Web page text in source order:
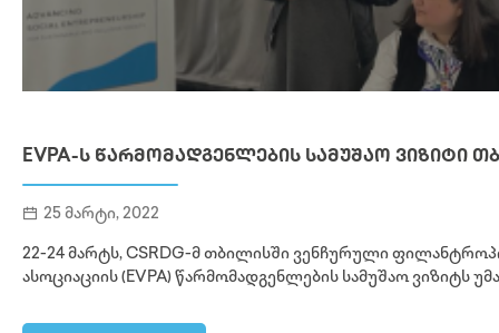
EVPA-Ს ᲬᲐᲠᲛᲝᲛᲐᲓᲒᲔᲜᲚᲔᲑᲘᲡ ᲡᲐᲛᲣᲨᲐᲝ ᲕᲘᲖᲘᲢᲘ
25 მარტი, 2022
22-24 მარტს, CSRDG-მ თბილისში ვენჩურული
ასოციაციის (EVPA) წარმომადგენლების სამუშაო ვიზიტს